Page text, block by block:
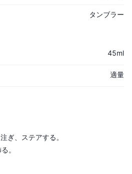
タンブラー
45ml
適量
ぎ、ステアする。
。